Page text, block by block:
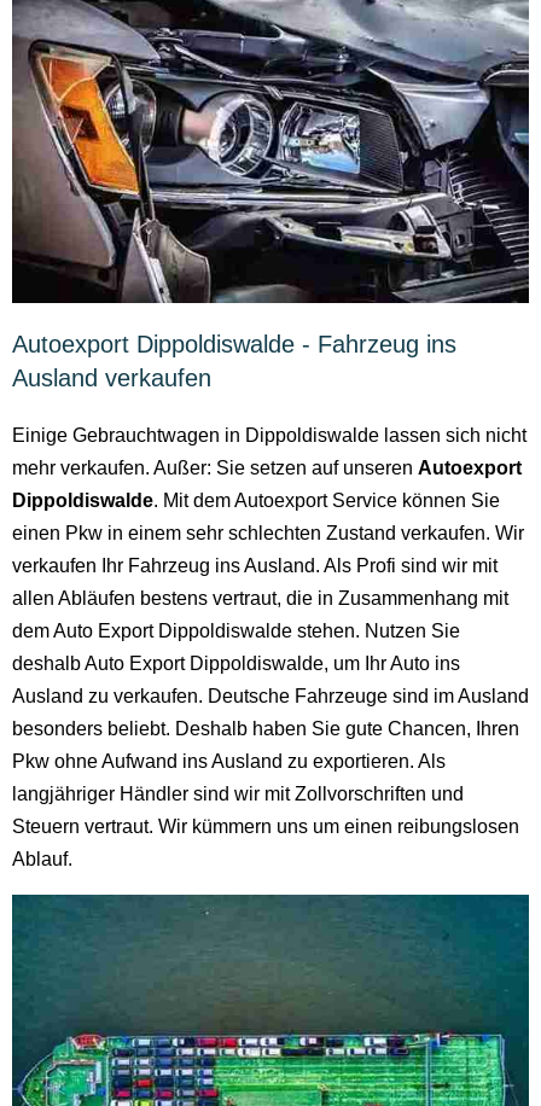
Autoexport Dippoldiswalde - Fahrzeug ins
Ausland verkaufen
Einige Gebrauchtwagen in Dippoldiswalde lassen sich nicht
mehr verkaufen. Außer: Sie setzen auf unseren Autoexport
Dippoldiswalde. Mit dem Autoexport Service können Sie
einen Pkw in einem sehr schlechten Zustand verkaufen. Wir
verkaufen Ihr Fahrzeug ins Ausland. Als Profi sind wir mit
allen Abläufen bestens vertraut, die in Zusammenhang mit
dem Auto Export Dippoldiswalde stehen. Nutzen Sie
deshalb Auto Export Dippoldiswalde, um Ihr Auto ins
Ausland zu verkaufen. Deutsche Fahrzeuge sind im Ausland
besonders beliebt. Deshalb haben Sie gute Chancen, Ihren
Pkw ohne Aufwand ins Ausland zu exportieren. Als
langjähriger Händler sind wir mit Zollvorschriften und
Steuern vertraut. Wir kümmern uns um einen reibungslosen
Ablauf.